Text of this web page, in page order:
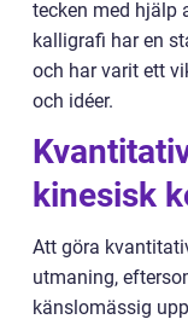
tecken med hjälp
kalligrafi har en
och har varit ett
och idéer.
kinesisk
Att göra
utmaning,
känslomässig